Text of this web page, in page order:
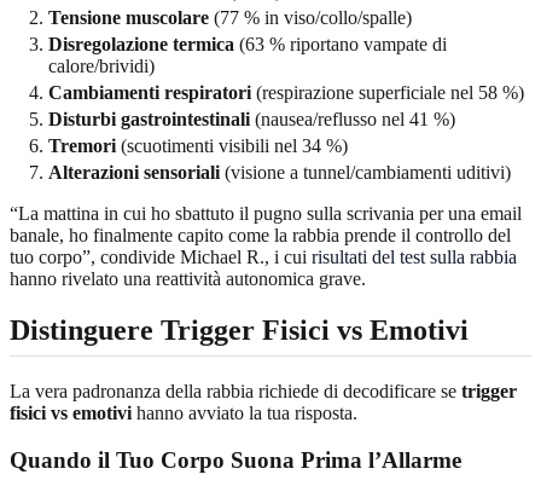
Tensione muscolare (77 % in viso/collo/spalle)
Disregolazione termica (63 % riportano vampate di
calore/brividi)
Cambiamenti respiratori (respirazione superficiale nel 58 %)
Disturbi gastrointestinali (nausea/reflusso nel 41 %)
Tremori (scuotimenti visibili nel 34 %)
Alterazioni sensoriali (visione a tunnel/cambiamenti uditivi)
“La mattina in cui ho sbattuto il pugno sulla scrivania per una email
banale, ho finalmente capito come la rabbia prende il controllo del
tuo corpo”, condivide Michael R., i cui risultati del test sulla rabbia
hanno rivelato una reattività autonomica grave.
Distinguere Trigger Fisici vs Emotivi
La vera padronanza della rabbia richiede di decodificare se trigger
fisici vs emotivi hanno avviato la tua risposta.
Quando il Tuo Corpo Suona Prima l’Allarme